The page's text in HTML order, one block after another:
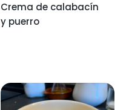
Crema de calabacín
y puerro